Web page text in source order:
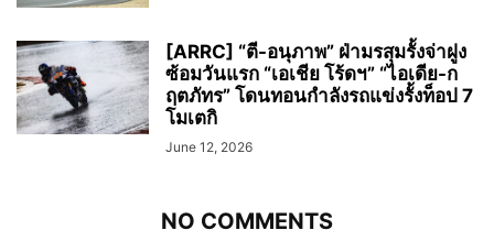
[ARRC] “ตี-อนุภาพ” ฝ่ามรสุมรั้งจ่าฝูง
ซ้อมวันแรก “เอเชีย โร้ดฯ” “ไอเดีย-ก
ฤตภัทร” โดนทอนกำลังรถแข่งรั้งท็อป 7
โมเตกิ
June 12, 2026
NO COMMENTS